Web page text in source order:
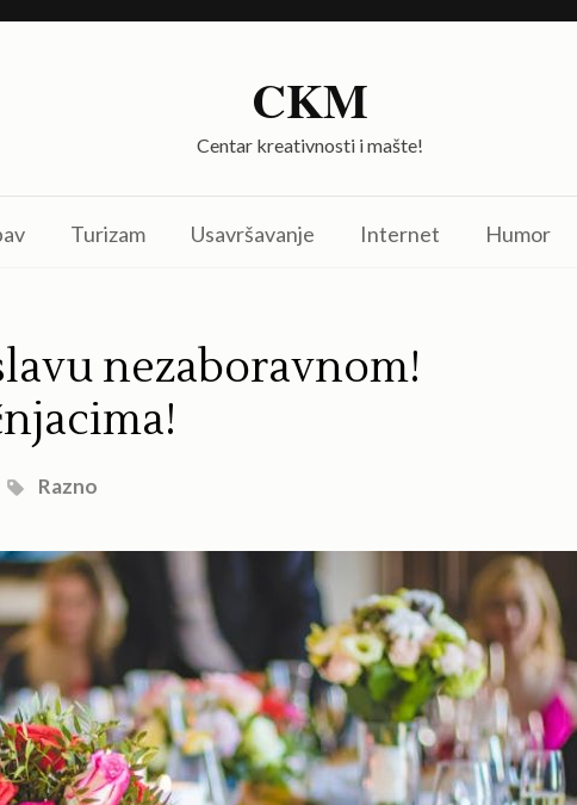
CKM
Centar kreativnosti i mašte!
Turizam Usavršavanje Internet Humor
nezaboravnom!
Razno